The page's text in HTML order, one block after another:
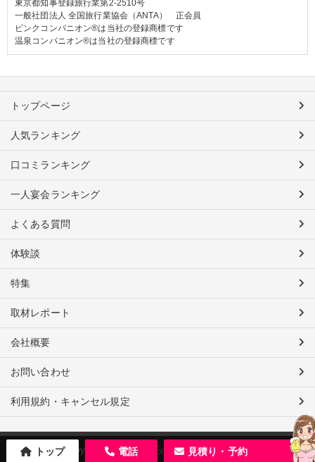
東京都知事登録旅行業第2-2510号
一般社団法人 全国旅行業協会（ANTA） 正会員
ピンクコンパニオン®は当社の登録商標です
温泉コンパニオン®は当社の登録商標です
トップページ
人気ランキング
口コミランキング
一人宴会ランキング
よくある質問
体験談
特集
取材レポート
会社概要
お問い合わせ
利用規約・キャンセル規定
Copyright 2004 さくらツーリスト株式会社
トップ 電話 見積り・予約